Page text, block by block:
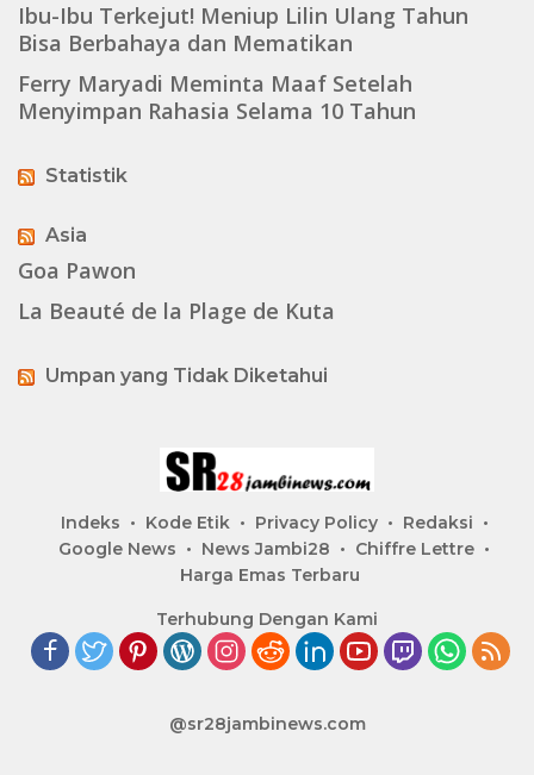
Ibu-Ibu Terkejut! Meniup Lilin Ulang Tahun
Bisa Berbahaya dan Mematikan
Ferry Maryadi Meminta Maaf Setelah
Menyimpan Rahasia Selama 10 Tahun
Statistik
Asia
Goa Pawon
La Beauté de la Plage de Kuta
Umpan yang Tidak Diketahui
Indeks Kode Etik Privacy Policy
Redaksi
Google News
News Jambi28
Chiffre Lettre
Harga Emas Terbaru
Terhubung Dengan Kami
@sr28jambinews.com